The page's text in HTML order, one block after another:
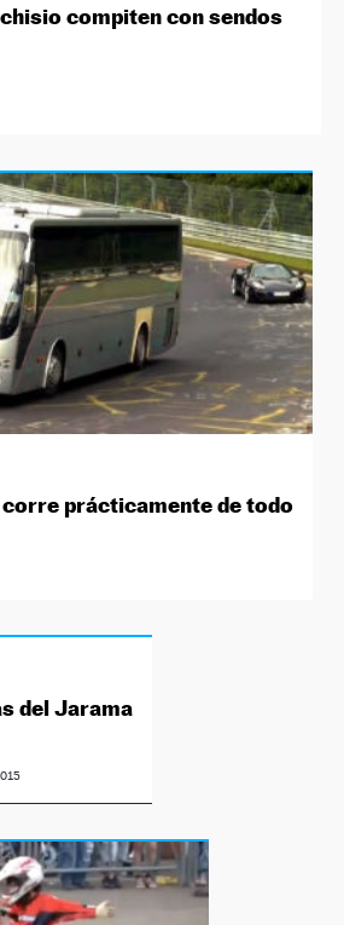
compiten con sendos
corre prácticamente de todo
del Jarama